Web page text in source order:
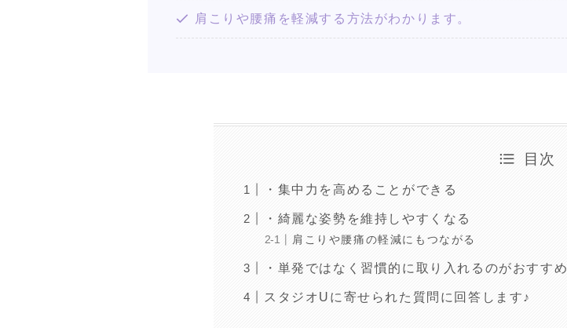
肩こりや腰痛を軽減する方法がわかります。
目次
・集中力を高めることができる
・綺麗な姿勢を維持しやすくなる
肩こりや腰痛の軽減にもつながる
・単発ではなく習慣的に取り入れるのがおすすめ
スタジオUに寄せられた質問に回答します♪